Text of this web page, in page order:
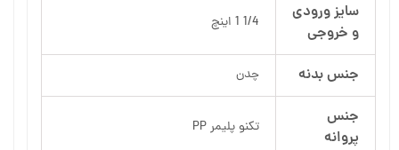
سایز ورودی
و خروجی
1/4 1 اینچ
جنس بدنه چدن
جنس
پروانه
تکنو پلیمر PP